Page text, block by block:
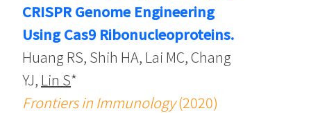
CRISPR Genome Engineering
Using Cas9 Ribonucleoproteins.
Huang RS, Shih HA, Lai MC, Chang
YJ, Lin S*
Frontiers in Immunology(2020)